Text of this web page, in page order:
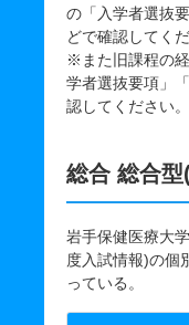
の「入学者選抜
どで確認してくだ
※また旧課程の
学者選抜要項」
認してください。
総合 総合
岩手保健医療大
度入試情報)の個
っている。